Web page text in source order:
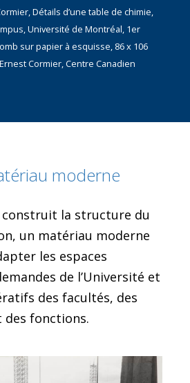
Détails d’une table de chimie,
Université de Montréal, 1er
sur papier à esquisse, 86 x 106
Cormier, Centre Canadien
moderne
construit la structure du
un matériau moderne
les espaces
de l’Université et
des facultés, des
fonctions.